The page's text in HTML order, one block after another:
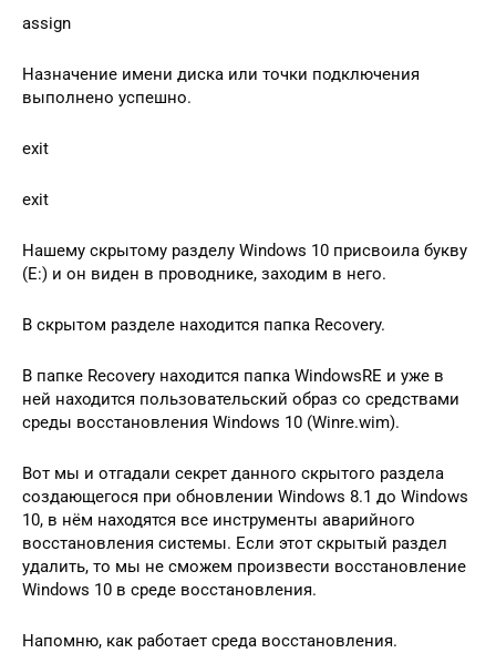
assign
Назначение имени диска или точки подключения
выполнено успешно.
exit
exit
Нашему скрытому разделу Windows 10 присвоила букву
(E:) и он виден в проводнике, заходим в него.
В скрытом разделе находится папка Recovery.
В папке Recovery находится папка WindowsRE и уже в
ней находится пользовательский образ со средствами
среды восстановления Windows 10 (Winre.wim).
Вот мы и отгадали секрет данного скрытого раздела
создающегося при обновлении Windows 8.1 до Windows
10, в нём находятся все инструменты аварийного
восстановления системы. Если этот скрытый раздел
удалить, то мы не сможем произвести восстановление
Windows 10 в среде восстановления.
Напомню, как работает среда восстановления.